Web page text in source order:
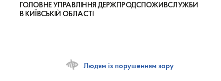
ГОЛОВНЕ УПРАВЛІННЯ ДЕРЖПРОДСПОЖИВСЛУЖБИ
В КИЇВСЬКІЙ ОБЛАСТІ
Людям із порушенням зору